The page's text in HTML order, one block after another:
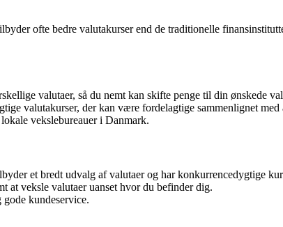
ofte bedre valutakurser end de traditionelle
valutaer, så du nemt kan skifte penge til din ønskede
valutakurser, der kan være fordelagtige sammenlignet med
vekslebureauer i Danmark.
et bredt udvalg af valutaer og har konkurrencedygtige
at veksle valutaer uanset hvor du befinder dig.
kundeservice.